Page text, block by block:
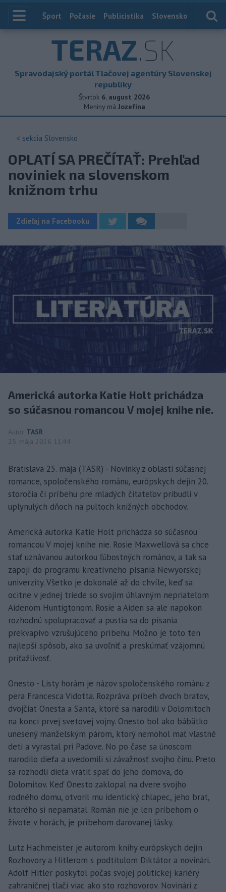
Index
Šport Počasie Publicistika Slovensko
TERAZ.SK
Spravodajský portál Tlačovej agentúry Slovenskej
republiky
Štvrtok 6. august 2026
Meniny má Jozefína
< sekcia Slovensko
OPLATÍ SA PREČÍTAŤ: Prehľad
noviniek na slovenskom
knižnom trhu
Zdieľaj na Facebooku
Americká autorka Katie Holt prichádza
so súčasnou romancou V mojej knihe nie.
Autor TASR
25. mája 2026 11:44
Bratislava 25. mája (TASR) - Novinky z oblasti súčasnej
romance, spoločenského románu, európskych dejín 20.
storočia či príbehu pre mladých čitateľov pribudli v
uplynulých dňoch na pultoch knižných obchodov.
Americká autorka Katie Holt prichádza so súčasnou
romancou V mojej knihe nie. Rosie Maxwellová sa chce
stať uznávanou autorkou ľúbostných románov, a tak sa
zapojí do programu kreatívneho písania Newyorskej
univerzity. Všetko je dokonalé až do chvíle, keď sa
ocitne v jednej triede so svojím úhlavným nepriateľom
Aidenom Huntigtonom. Rosie a Aiden sa ale napokon
rozhodnú spolupracovať a pustia sa do písania
prekvapivo vzrušujúceho príbehu. Možno je toto ten
najlepší spôsob, ako sa uvoľniť a preskúmať vzájomnú
príťažlivosť.
Onesto - Listy horám je názov spoločenského románu z
pera Francesca Vidotta. Rozpráva príbeh dvoch bratov,
dvojčiat Onesta a Santa, ktoré sa narodili v Dolomitoch
na konci prvej svetovej vojny. Onesto bol ako bábätko
unesený manželským párom, ktorý nemohol mať vlastné
deti a vyrastal pri Padove. No po čase sa únoscom
narodilo dieťa a uvedomili si závažnosť svojho činu. Preto
sa rozhodli dieťa vrátiť späť do jeho domova, do
Dolomitov. Keď Onesto zaklopal na dvere svojho
rodného domu, otvoril mu identický chlapec, jeho brat,
ktorého si nepamätal. Román nie je len príbehom o
živote v horách, je príbehom darovanej lásky.
Lutz Hachmeister je autorom knihy európskych dejín
Rozhovory a Hitlerom s podtitulom Diktátor a novinári.
Adolf Hitler poskytol počas svojej politickej kariéry
zahraničnej tlači viac ako sto rozhovorov. Novinári z